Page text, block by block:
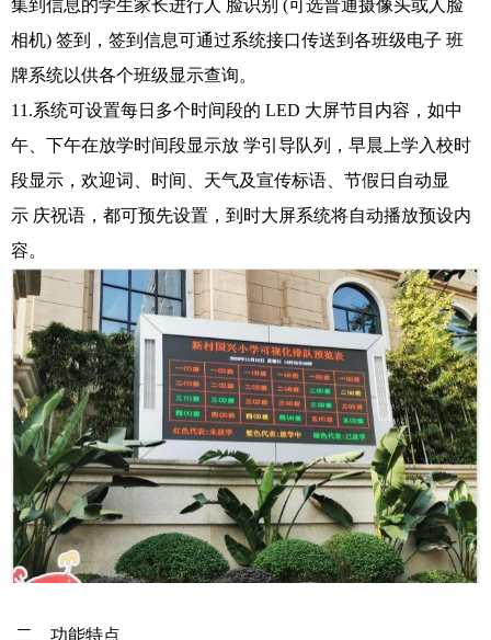
集到信息的学生家长进行人 脸识别 (可选普通摄像头或人脸
相机) 签到，签到信息可通过系统接口传送到各班级电子 班
牌系统以供各个班级显示查询。
11.系统可设置每日多个时间段的 LED 大屏节目内容，如中
午、下午在放学时间段显示放 学引导队列，早晨上学入校时
段显示，欢迎词、时间、天气及宣传标语、节假日自动显
示 庆祝语，都可预先设置，到时大屏系统将自动播放预设内
容。
二、功能特点